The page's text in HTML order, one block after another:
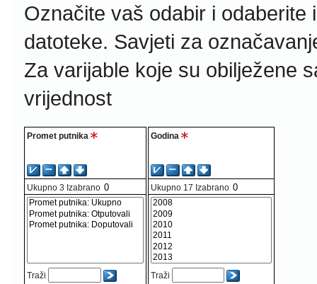
Označite vaš odabir i
datoteke. Savjeti za
Za varijable koje su obilježene
vrijednost
Promet putnika
Ukupno 3 Izabrano
Traži
Godina
Ukupno 17 Izabrano
Traži